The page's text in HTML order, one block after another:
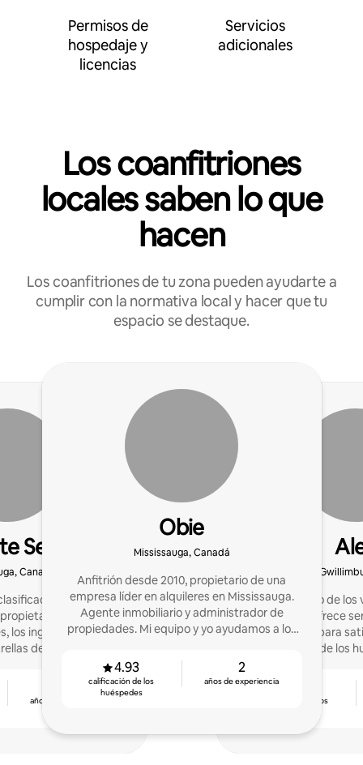
Permisos de
hospedaje y
licencias
Servicios
adicionales
Los coanfitriones
locales saben lo que
hacen
Los coanfitriones de tu zona pueden ayudarte a
cumplir con la normativa local y hacer que tu
espacio se destaque.
Services
Canadá
entre el 10 %
a aumentar
los ingresos y las
de los huéspedes.
años de experiencia
Obie
Mississauga, Canadá
Anfitrión desde 2010, propietario de una
empresa líder en alquileres en Mississauga.
Agente inmobiliario y administrador de
propiedades. Mi equipo y yo ayudamos a los
5 estrellas
4.93
calificación de los
huéspedes
2
años de experiencia
East
Un apasionado de los
anfitrión y ofrece
categoría para
necesidades de los
calificación de los